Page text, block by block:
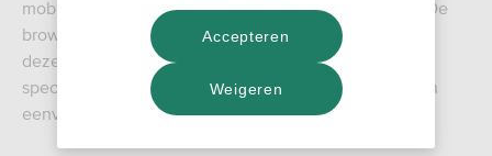
mobiel is ook een inlogmiddel voor Mijn RegioBank. De
browsercode en Mijn RegioBank werkt het beste met
deze
. Je kunt voor je favoriete browser een
speciale browsercode aanmaken waarmee je voortaan
eenvoudig inlogt in Mijn RegioBank.
Weigeren
Accepteren